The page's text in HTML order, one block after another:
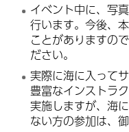
イベント中に、写
行います。今後、
ことがありますの
ださい。
実際に海に入って
豊富なインストラ
実施しますが、海
ない方の参加は、